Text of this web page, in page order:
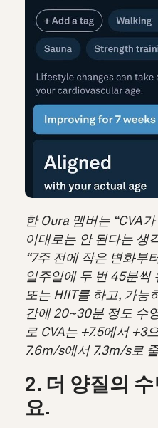
한 Oura 멤버는 “CVA
이대로는 안 된다는 생
“7주 전에 작은 변화부
일주일에 두 번 45분씩
또는 HIIT를 하고, 가능
간에 20~30분 정도 수
로 CVA는 +7.5에서 +3
7.6m/s에서 7.3m/s로
2. 더 양질의 수
요.